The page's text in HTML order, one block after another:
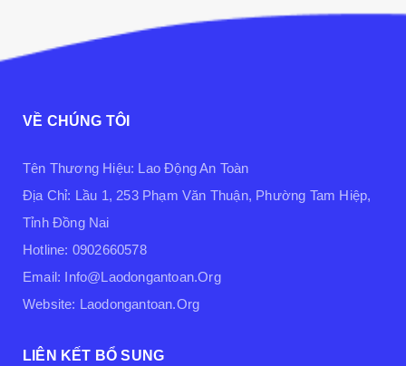
VỀ CHÚNG TÔI
Tên Thương Hiệu: Lao Động An Toàn
Địa Chỉ: Lầu 1, 253 Phạm Văn Thuận, Phường Tam Hiệp,
Tỉnh Đồng Nai
Hotline: 0902660578
Email: Info@laodongantoan.org
Website: Laodongantoan.org
LIÊN KẾT BỔ SUNG